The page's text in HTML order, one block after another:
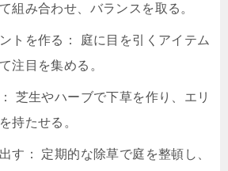
組み合わせ、バランスを取る。
トを作る： 庭に目を引くアイテム
注目を集める。
芝生やハーブで下草を作り、エリ
持たせる。
す： 定期的な除草で庭を整頓し、